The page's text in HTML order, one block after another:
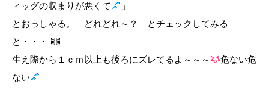
ィッグの収まりが悪くて
」
とおっしゃる。 どれどれ～？ とチェックしてみる
と・・・
生え際から１ｃｍ以上も後ろにズレてるよ～～～
危ない危
ない